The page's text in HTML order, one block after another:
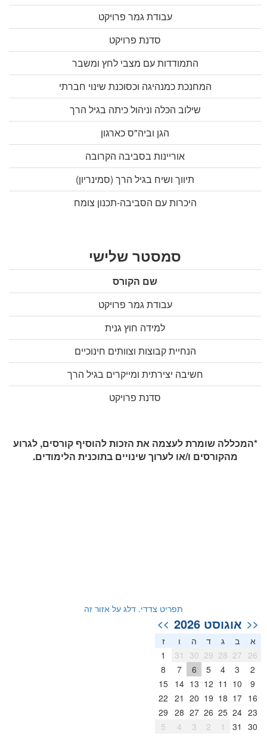
עבודת גמר פרויקט
סדנת פרויקט
התמודדות עם מצבי לחץ ומשבר
המחנכת כמנהיגה וכסוכנת שינוי חברתי
שילוב הכלה וניהול כיתה בגיל הרך
הגן וביה"ס כארגון
אוריינות בסביבה הקרובה
תיווך ושיח בגיל הרך (סמינריון)
היכרות עם הסביבה-תכנון צומח
סמסטר שלישי
שם הקורס
עבודת גמר פרויקט
למידה חוץ גנית
הנחיית קבוצות וצוותים חינוכיים
חשיבה יצירתית ומייקרים בגיל הרך
סדנת פרויקט
*המכללה שומרת לעצמה את הזכות להוסיף קורסים, לגרוע
מהקורסים ו/או לערוך שינויים בתוכניתהלימודים.
תפריט צדדי. דלג על אזור זה
<< אוגוסט 2026 >>
א ב ג ד ה
ז
26
27
28
29
30
31
2
3
4
5
6
7
8
9
10
11
12
13
14
15
16
17
18
19
20
21
22
23
24
25
26
27
28
29
30
31
2
3
4
5